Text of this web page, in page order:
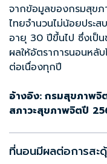
จากข้อมูลของกรมสุข
ไทยจำนวนไม่น้อยประ
อายุ 30 ปีขึ้นไป ซึ่งเป็
ผลให้อัตราการนอนหลั
ต่อเนื่องทุกปี
อ้างอิง: กรมสุขภาพจิ
สภาวะสุขภาพจิตปี
ที่นอนมีผลต่อการสะ